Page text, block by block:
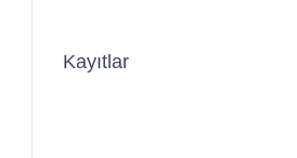
Kayıtlar